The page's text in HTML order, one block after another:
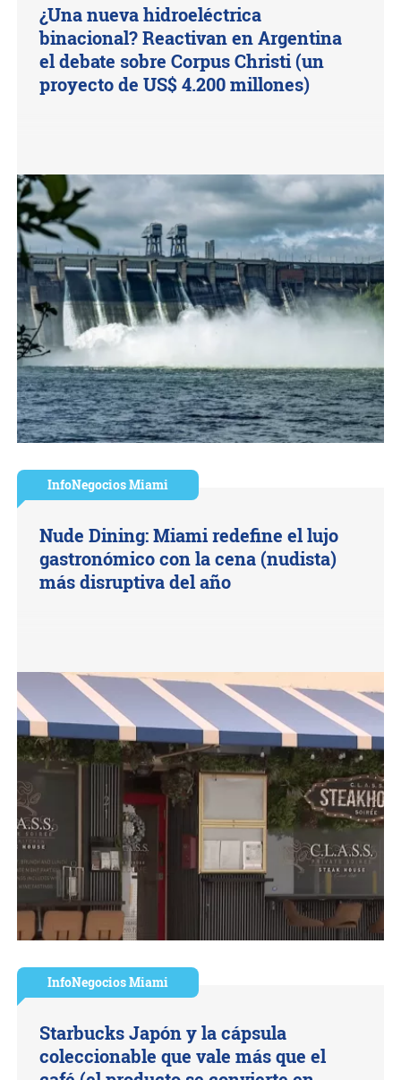
¿Una nueva hidroeléctrica
binacional? Reactivan en Argentina
el debate sobre Corpus Christi (un
proyecto de US$ 4.200 millones)
InfoNegocios Miami
Nude Dining: Miami redefine el lujo
gastronómico con la cena (nudista)
más disruptiva del año
InfoNegocios Miami
Starbucks Japón y la cápsula
coleccionable que vale más que el